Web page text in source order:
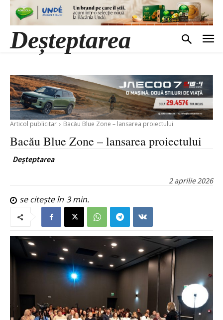
Deșteptarea
Articol publicitar Bacău Blue Zone – lansarea proiectului
Bacău Blue Zone – lansarea proiectului
Deșteptarea
2 aprilie 2026
se citește în 3min.